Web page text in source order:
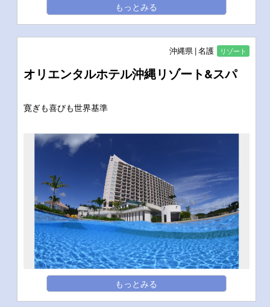
もっとみる
沖縄県 名護 リゾート
オリエンタルホテル沖縄リゾート&スパ
寛ぎも喜びも世界基準
もっとみる